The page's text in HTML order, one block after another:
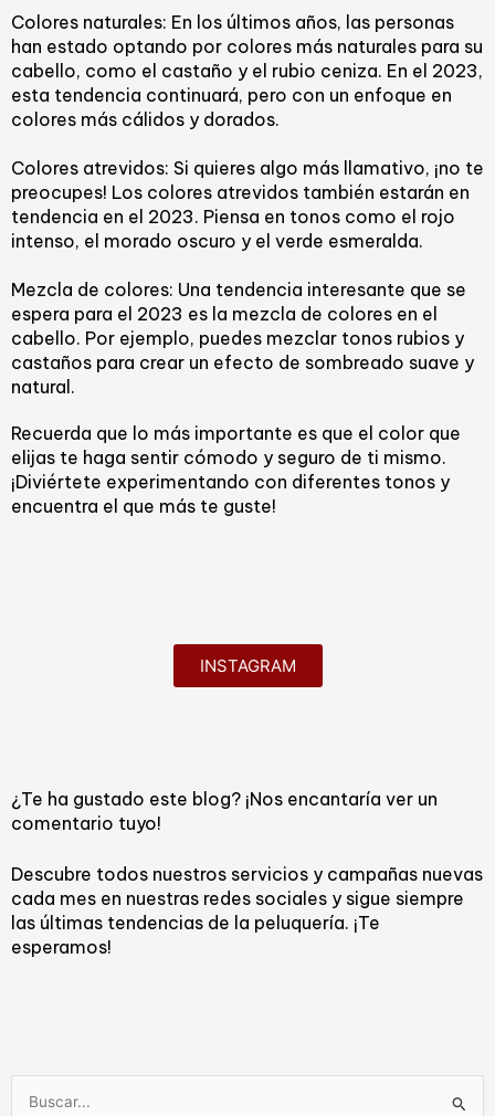
Colores naturales: En los últimos años, las personas
han estado optando por colores más naturales para su
cabello, como el castaño y el rubio ceniza. En el 2023,
esta tendencia continuará, pero con un enfoque en
colores más cálidos y dorados.
Colores atrevidos: Si quieres algo más llamativo, ¡no te
preocupes! Los colores atrevidos también estarán en
tendencia en el 2023. Piensa en tonos como el rojo
intenso, el morado oscuro y el verde esmeralda.
Mezcla de colores: Una tendencia interesante que se
espera para el 2023 es la mezcla de colores en el
cabello. Por ejemplo, puedes mezclar tonos rubios y
castaños para crear un efecto de sombreado suave y
natural.
Recuerda que lo más importante es que el color que
elijas te haga sentir cómodo y seguro de ti mismo.
¡Diviértete experimentando con diferentes tonos y
encuentra el que más te guste!
INSTAGRAM
¿Te ha gustado este blog? ¡Nos encantaría ver un
comentario tuyo!
Descubre todos nuestros servicios y campañas nuevas
cada mes en nuestras redes sociales y sigue siempre
las últimas tendencias de la peluquería. ¡Te
esperamos!
Buscar